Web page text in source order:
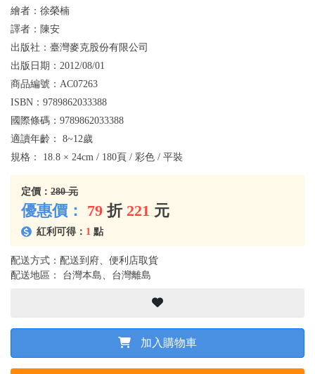
繪者： 徐榮楠
譯者： 陳安
出版社： 臺灣麥克股份有限公司
出版日期： 2012/08/01
商品編號： AC07263
ISBN： 9789862033388
國際條碼： 9789862033388
適讀年齡： 8~12歲
規格： 18.8 × 24cm / 180頁 / 彩色 / 平裝
定價： 280 元
優惠價： 79 折 221 元
紅利可得： 1 點
配送方式：配送到府、便利店取貨
配送地區： 台灣本島、台灣離島
加入購物車